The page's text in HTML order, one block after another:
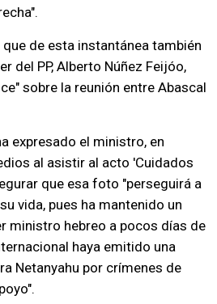
de esta instantánea también
del PP, Alberto Núñez Feijóo,
sobre la reunión entre Abascal
expresado el ministro, en
al asistir al acto 'Cuidados
que esa foto "perseguirá a
vida, pues ha mantenido un
ministro hebreo a pocos días de
haya emitido una
Netanyahu por crímenes de